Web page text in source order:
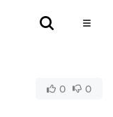
0 0